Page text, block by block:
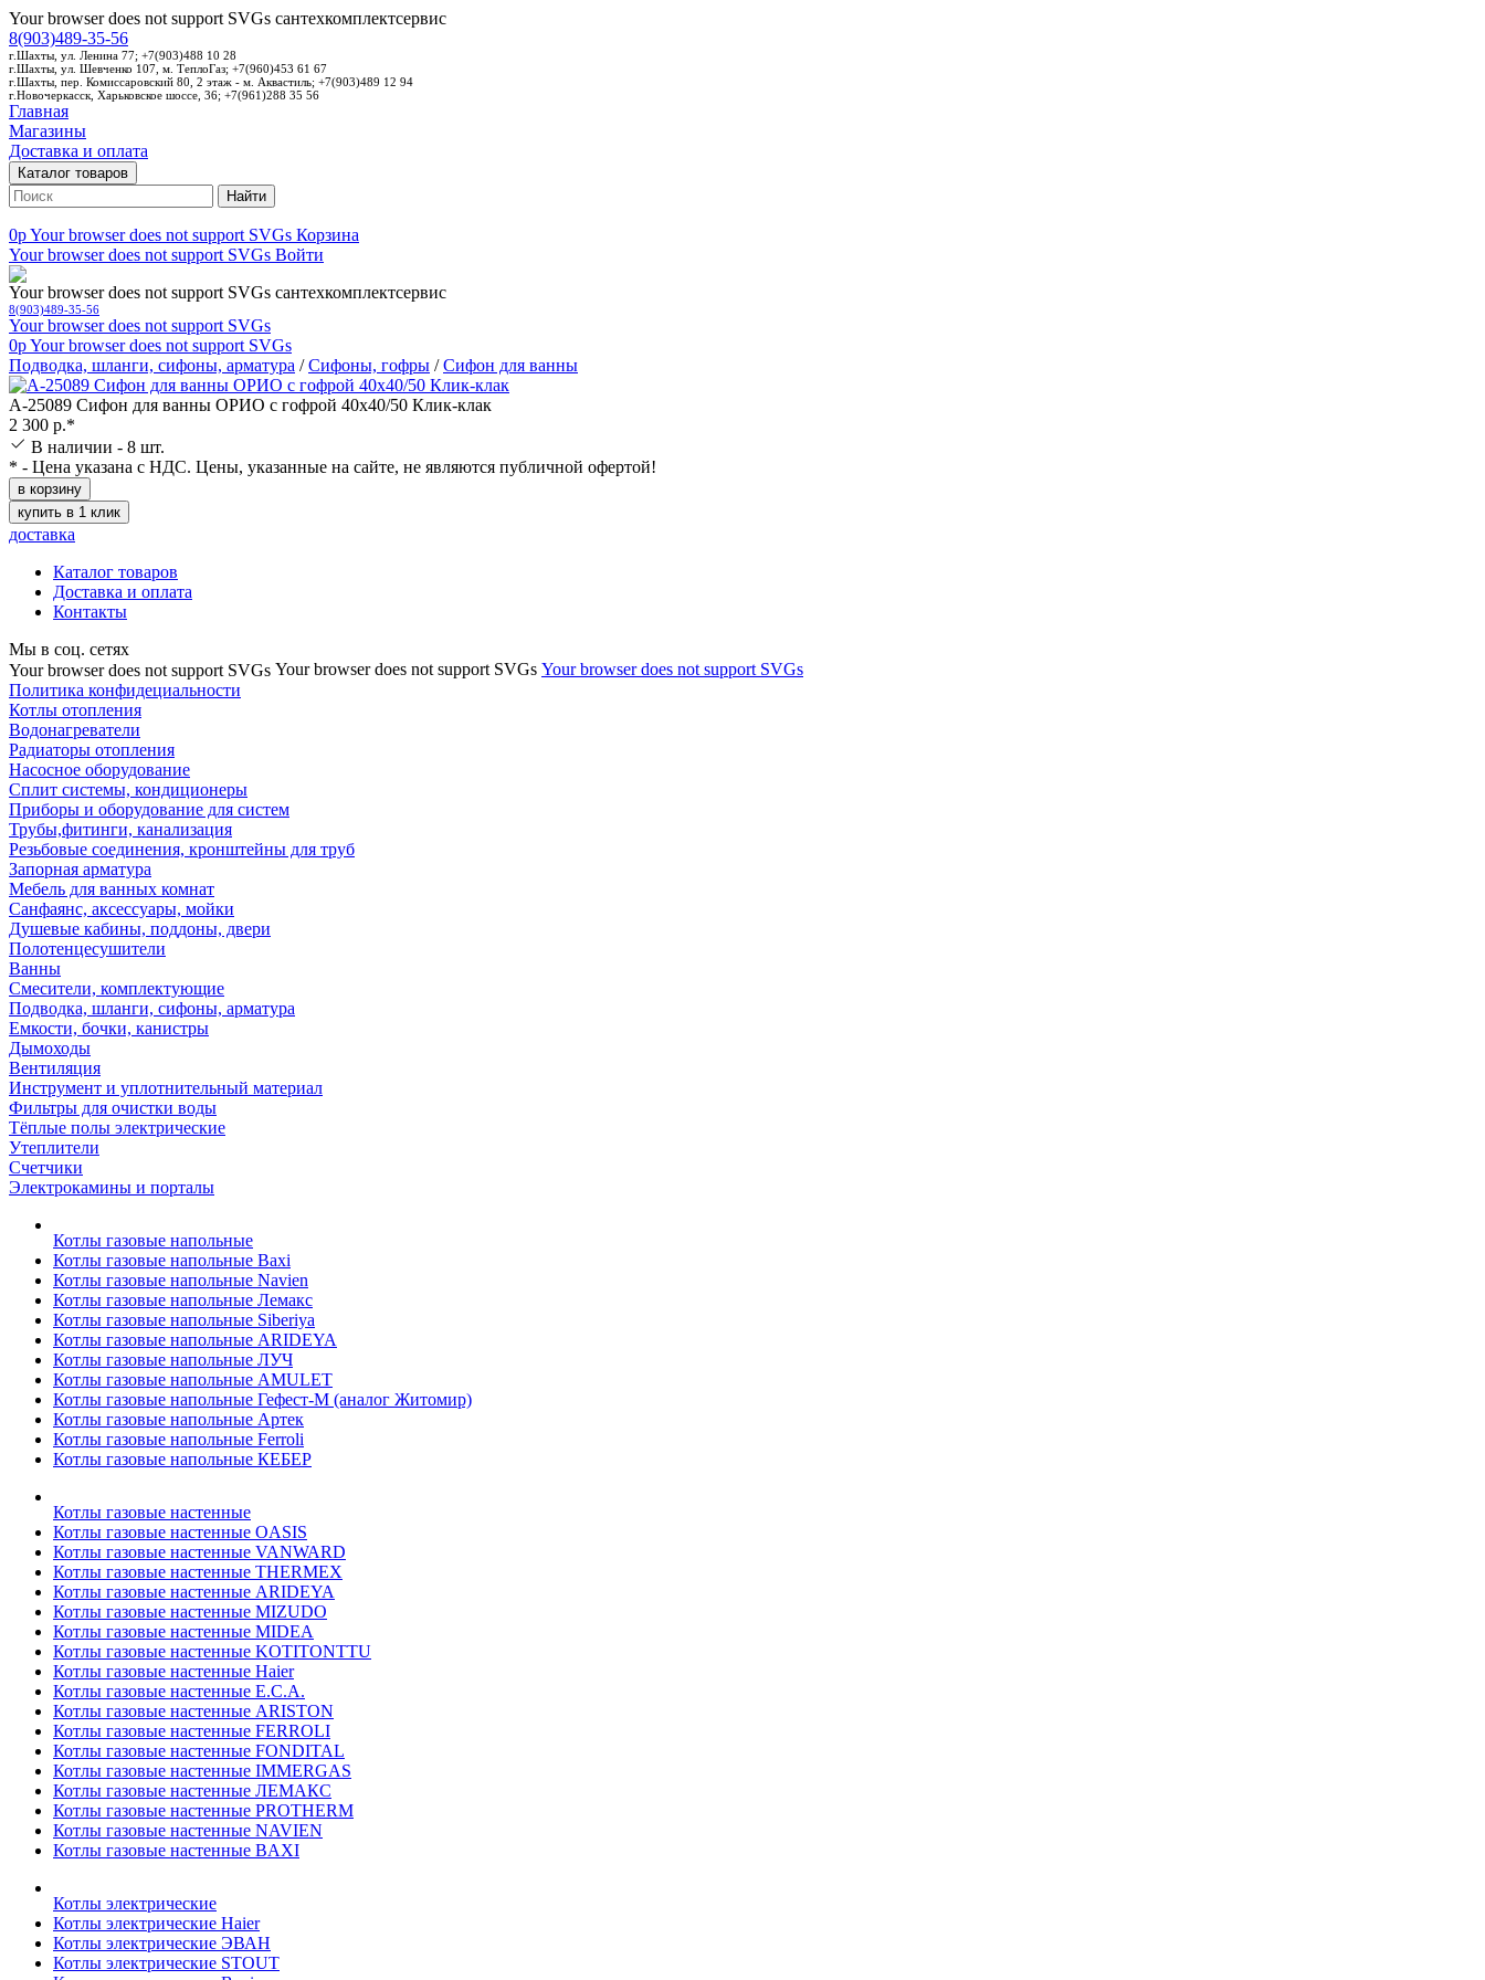
Your browser does not support SVGs сантехкомплектсервис
8(903)489-35-56
г.Шахты, ул. Ленина 77; +7(903)488 10 28
г.Шахты, ул. Шевченко 107, м. ТеплоГаз; +7(960)453 61 67
г.Шахты, пер. Комиссаровский 80, 2 этаж - м. Аквастиль; +7(903)489 12 94
г.Новочеркасск, Харьковское шоссе, 36; +7(961)288 35 56
Главная
Магазины
Доставка и оплата
Каталог товаров
Найти
0pYour browser does not support SVGs Корзина
Your browser does not support SVGs Войти
Your browser does not support SVGs сантехкомплектсервис
8(903)489-35-56
Your browser does not support SVGs
0pYour browser does not support SVGs
Подводка, шланги, сифоны, арматура /Сифоны, гофры /Сифон для ванны
А-25089 Сифон для ванны ОРИО с гофрой 40х40/50 Клик-клак
2 300 р.*
В наличии - 8 шт.
* - Цена указана с НДС. Цены, указанные на сайте, не являются публичной офертой!
в корзину
купить в 1 клик
доставка
Каталог товаров
Доставка и оплата
Контакты
Мы в соц. сетях
Your browser does not support SVGs Your browser does not support SVGs Your browser does not support SVGs
Политика конфидециальности
Котлы отопления
Водонагреватели
Радиаторы отопления
Насосное оборудование
Сплит системы, кондиционеры
Приборы и оборудование для систем
Трубы,фитинги, канализация
Резьбовые соединения, кронштейны для труб
Запорная арматура
Мебель для ванных комнат
Санфаянс, аксессуары, мойки
Душевые кабины, поддоны, двери
Полотенцесушители
Ванны
Смесители, комплектующие
Подводка, шланги, сифоны, арматура
Емкости, бочки, канистры
Дымоходы
Вентиляция
Инструмент и уплотнительный материал
Фильтры для очистки воды
Тёплые полы электрические
Утеплители
Счетчики
Электрокамины и порталы
Котлы газовые напольные
Котлы газовые напольные Baxi
Котлы газовые напольные Navien
Котлы газовые напольные Лемакс
Котлы газовые напольные Siberiya
Котлы газовые напольные ARIDEYA
Котлы газовые напольные ЛУЧ
Котлы газовые напольные AMULET
Котлы газовые напольные Гефест-М (аналог Житомир)
Котлы газовые напольные Артек
Котлы газовые напольные Ferroli
Котлы газовые напольные КЕБЕР
Котлы газовые настенные
Котлы газовые настенные OASIS
Котлы газовые настенные VANWARD
Котлы газовые настенные THERMEX
Котлы газовые настенные ARIDEYA
Котлы газовые настенные MIZUDO
Котлы газовые настенные MIDEA
Котлы газовые настенные KOTITONTTU
Котлы газовые настенные Haier
Котлы газовые настенные E.C.A.
Котлы газовые настенные ARISTON
Котлы газовые настенные FERROLI
Котлы газовые настенные FONDITAL
Котлы газовые настенные IMMERGAS
Котлы газовые настенные ЛЕМАКС
Котлы газовые настенные PROTHERM
Котлы газовые настенные NAVIEN
Котлы газовые настенные BAXI
Котлы электрические
Котлы электрические Haier
Котлы электрические ЭВАН
Котлы электрические STOUT